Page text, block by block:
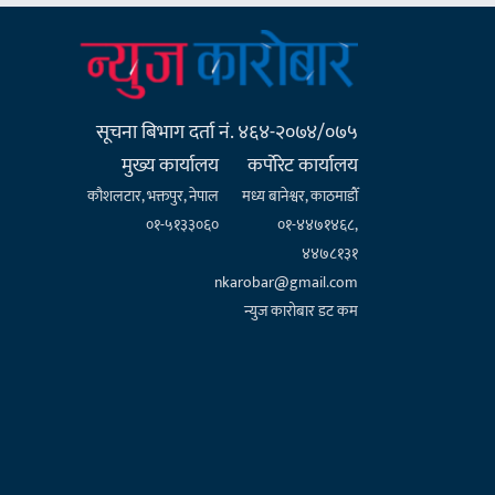
सूचना बिभाग दर्ता नं. ४६४-२०७४/०७५
मुख्य कार्यालय
कौशलटार, भक्तपुर, नेपाल
०१-५१३३०६०
कर्पाेरेट कार्यालय
मध्य बानेश्वर, काठमाडौँ
०१-४४७१४६८,
४४७८१३१
nkarobar@gmail.com
न्युज कारोबार डट कम